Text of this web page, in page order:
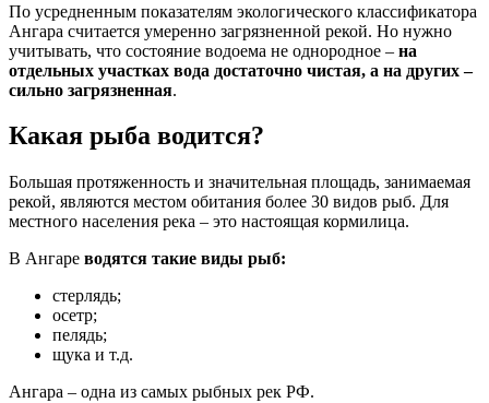
По усредненным показателям экологического классификатора
Ангара считается умеренно загрязненной рекой. Но нужно
учитывать, что состояние водоема не однородное – на
отдельных участках вода достаточно чистая, а на других –
сильно загрязненная.
Какая рыба водится?
Большая протяженность и значительная площадь, занимаемая
рекой, являются местом обитания более 30 видов рыб. Для
местного населения река – это настоящая кормилица.
В Ангаре водятся такие виды рыб:
стерлядь;
осетр;
пелядь;
щука и т.д.
Ангара – одна из самых рыбных рек РФ.